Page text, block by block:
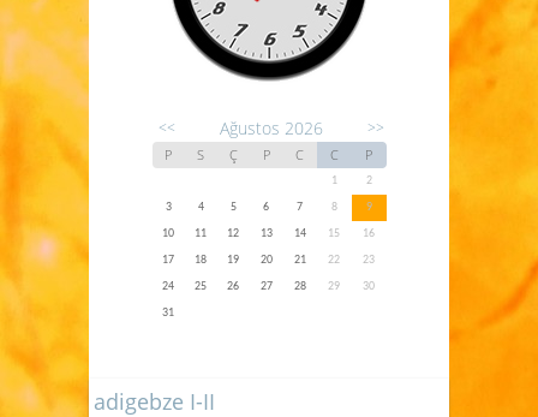
<< Ağustos 2026 >>
P S Ç P C C P
1
2
3
4 5 6 7 8
9
10
11 12 13 14 15
16
17
18 19 20 21 22
23
24
25 26 27 28 29
30
31
adigebze I-II